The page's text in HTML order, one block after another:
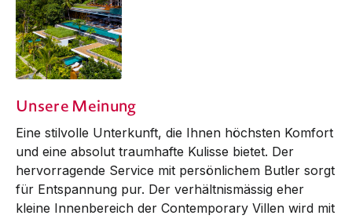
Unsere Meinung
Eine stilvolle Unterkunft, die Ihnen höchsten Komfort
und eine absolut traumhafte Kulisse bietet. Der
hervorragende Service mit persönlichem Butler sorgt
für Entspannung pur. Der verhältnismässig eher
kleine Innenbereich der Contemporary Villen wird mit